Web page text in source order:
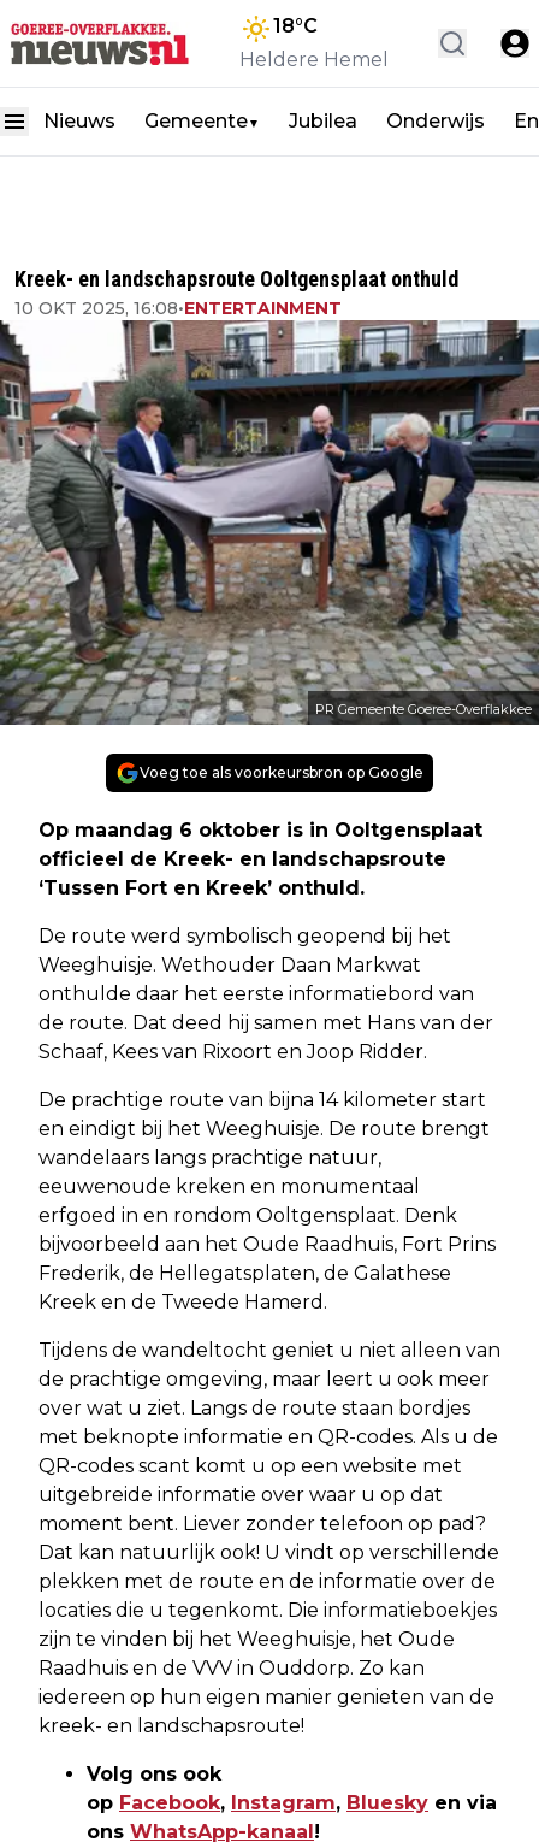
18°C
Heldere Hemel
Nieuws Gemeente▼ Jubilea Onderwijs
Kreek- en landschapsroute Ooltgensplaat onthuld
10 OKT 2025, 16:08•ENTERTAINMENT
PR Gemeente Goeree-Overflakkee
Voeg toe als voorkeursbron op Google
Op maandag 6 oktober is in Ooltgensplaat
officieel de Kreek- en landschapsroute
‘Tussen Fort en Kreek’ onthuld.
De route werd symbolisch geopend bij het
Weeghuisje. Wethouder Daan Markwat
onthulde daar het eerste informatiebord van
de route. Dat deed hij samen met Hans van der
Schaaf, Kees van Rixoort en Joop Ridder.
De prachtige route van bijna 14 kilometer start
en eindigt bij het Weeghuisje. De route brengt
wandelaars langs prachtige natuur,
eeuwenoude kreken en monumentaal
erfgoed in en rondom Ooltgensplaat. Denk
bijvoorbeeld aan het Oude Raadhuis, Fort Prins
Frederik, de Hellegatsplaten, de Galathese
Kreek en de Tweede Hamerd.
Tijdens de wandeltocht geniet u niet alleen van
de prachtige omgeving, maar leert u ook meer
over wat u ziet. Langs de route staan bordjes
met beknopte informatie en QR-codes. Als u de
QR-codes scant komt u op een website met
uitgebreide informatie over waar u op dat
moment bent. Liever zonder telefoon op pad?
Dat kan natuurlijk ook! U vindt op verschillende
plekken met de route en de informatie over de
locaties die u tegenkomt. Die informatieboekjes
zijn te vinden bij het Weeghuisje, het Oude
Raadhuis en de VVV in Ouddorp. Zo kan
iedereen op hun eigen manier genieten van de
kreek- en landschapsroute!
Volg ons ook
op Facebook, Instagram, Bluesky en via
ons WhatsApp-kanaal !